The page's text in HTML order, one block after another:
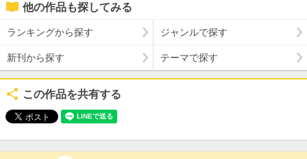
他の作品も探してみる
ランキングから探す ジャンルで探す
新刊から探す テーマで探す
この作品を共有する